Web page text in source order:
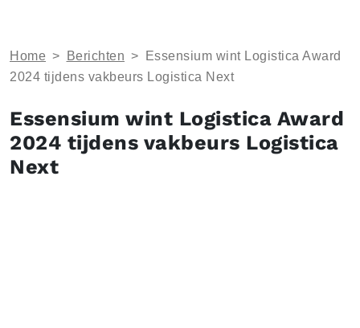
Home > Berichten >
Essensium wint Logistica Award
2024 tijdens vakbeurs Logistica Next
Essensium wint Logistica Award
2024 tijdens vakbeurs Logistica
Next